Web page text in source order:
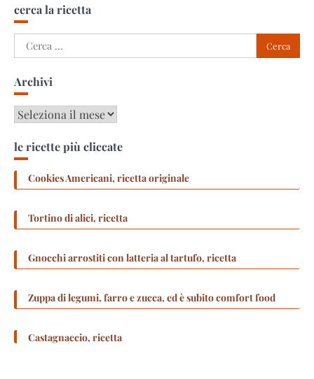
cerca la ricetta
Ricerca
per:
Archivi
Archivi
le ricette più cliccate
Cookies Americani, ricetta originale
Tortino di alici, ricetta
Gnocchi arrostiti con latteria al tartufo, ricetta
Zuppa di legumi, farro e zucca, ed è subito comfort food
Castagnaccio, ricetta